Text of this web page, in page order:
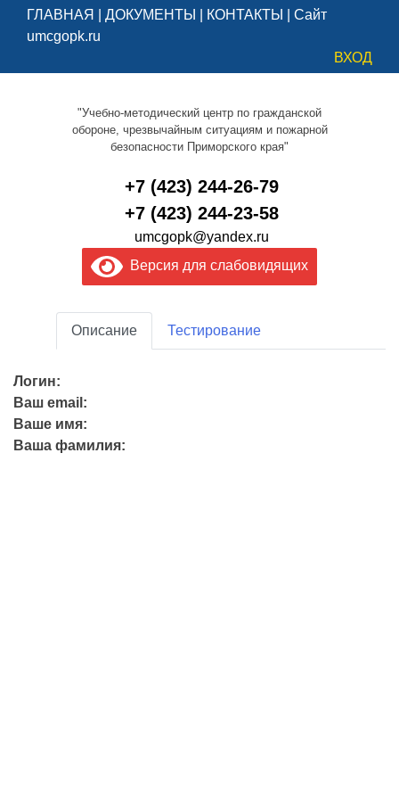
ГЛАВНАЯ ДОКУМЕНТЫ КОНТАКТЫ
Сайт
umcgopk.ru
ВХОД
"Учебно-методический центр по гражданской
обороне, чрезвычайным ситуациям и пожарной
безопасности Приморского края"
+7 (423) 244-26-79
+7 (423) 244-23-58
umcgopk@yandex.ru
Версия для слабовидящих
Описание Тестирование
Логин:
Ваш email:
Ваше имя:
Ваша фамилия: